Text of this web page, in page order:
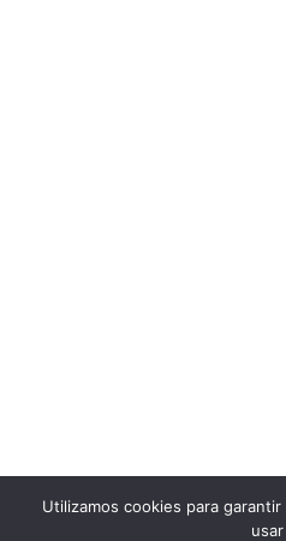
Utilizamos cookies para